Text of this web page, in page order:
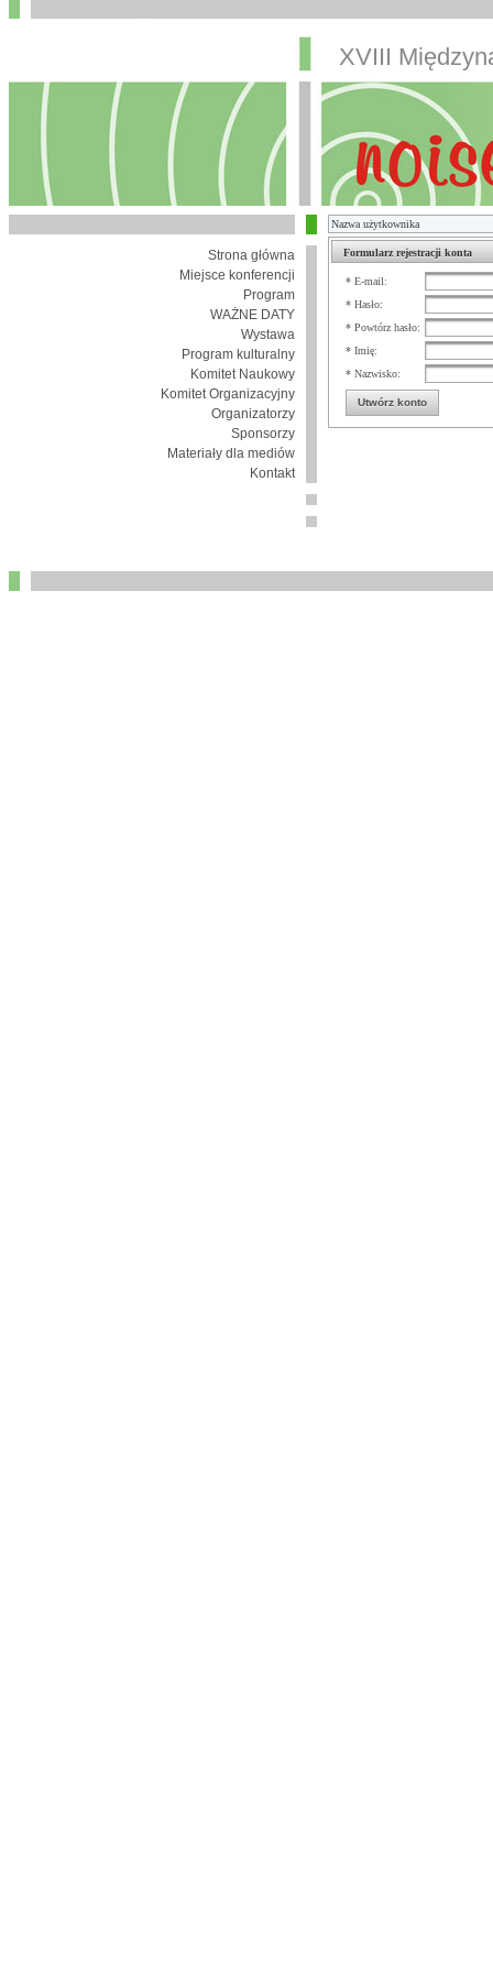
XVIII
Strona główna
Miejsce konferencji
Program
WAŻNE DATY
Wystawa
Program kulturalny
Komitet Naukowy
Komitet Organizacyjny
Organizatorzy
Sponsorzy
Materiały dla mediów
Kontakt
Formularz rejestracji konta
* E-mail:
* Hasło:
* Powtórz hasło:
* Imię:
* Nazwisko:
Utwórz konto